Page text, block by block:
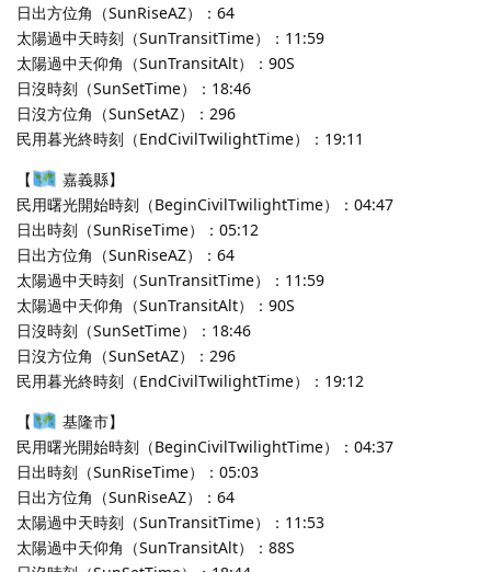
日出方位角（SunRiseAZ）：64
太陽過中天時刻（SunTransitTime）：11:59
太陽過中天仰角（SunTransitAlt）：90S
日沒時刻（SunSetTime）：18:46
日沒方位角（SunSetAZ）：296
民用暮光終時刻（EndCivilTwilightTime）：19:11
【
嘉義縣】
民用曙光開始時刻（BeginCivilTwilightTime）：04:47
日出時刻（SunRiseTime）：05:12
日出方位角（SunRiseAZ）：64
太陽過中天時刻（SunTransitTime）：11:59
太陽過中天仰角（SunTransitAlt）：90S
日沒時刻（SunSetTime）：18:46
日沒方位角（SunSetAZ）：296
民用暮光終時刻（EndCivilTwilightTime）：19:12
【
基隆市】
民用曙光開始時刻（BeginCivilTwilightTime）：04:37
日出時刻（SunRiseTime）：05:03
日出方位角（SunRiseAZ）：64
太陽過中天時刻（SunTransitTime）：11:53
太陽過中天仰角（SunTransitAlt）：88S